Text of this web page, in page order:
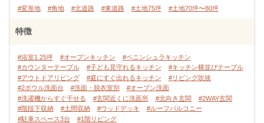
#変形地 #角地 #北道路 #東道路 #土地75坪 #土地70坪〜80坪
特徴
#浴室1.25坪 #オープンキッチン
#ペニンシュラキッチン
#カウンターテーブル
#子ども見守れるキッチン
#キッチン横並びテーブル
#アウトドアリビング
#庭にすぐ出れるキッチン
#リビング吹抜
#2ボウル洗面台
#洗面・脱衣室別
#オープン洗面
#洗濯機からすぐ干せる
#玄関近くに洗面所 #北向き玄関
#2WAY玄関
#階段下収納
#土間収納 #ウッドデッキ
#ルーフバルコニー
#駐車スペース3台
#1階リビング